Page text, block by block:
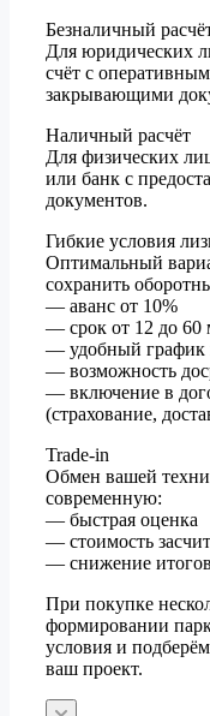
Безналичный
Для юридических
счёт с
закрывающими
Наличный расчёт
Для физических
или банк с
документов.
Гибкие условия
Оптимальный
сохранить
— аванс от 10%
— срок от 12 до 60
— удобный график
— возможность
— включение в
(страхование,
Trade-in
Обмен вашей
современную:
— быстрая оценка
— стоимость
— снижение
При покупке
формировании
условия и
ваш проект.